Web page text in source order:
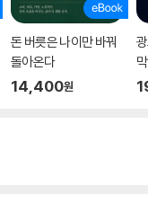
돈 버릇은 나이만 바꿔
돌아온다
14,400원